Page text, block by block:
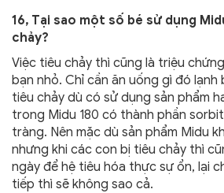
16, Tại sao một số bé sử dụng
chảy?
Việc tiêu chảy thì cũng là triệu
bạn nhỏ. Chỉ cần ăn uống gì đó lạnh
tiêu chảy dù có sử dụng sản phẩm
trong Midu 180 có thành phần
tràng. Nên mặc dù sản phẩm Midu
nhưng khi các con bị tiêu chảy thì
ngày để hệ tiêu hóa thực sự ổn, lại
tiếp thì sẽ không sao cả.